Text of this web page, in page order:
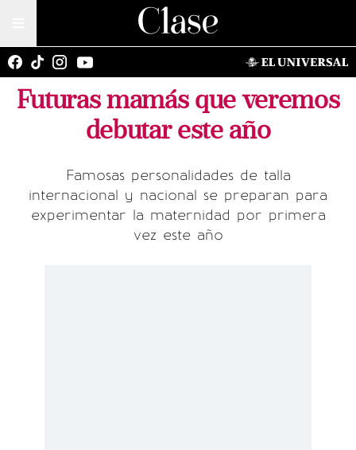
Futuras mamás que veremos
debutar este año
Famosas personalidades de talla
internacional y nacional se preparan para
experimentar la maternidad por primera
vez este año